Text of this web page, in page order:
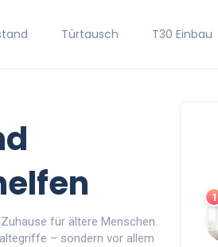
Türtausch T30 Einbau
für ältere Menschen.
– sondern vor allem
1